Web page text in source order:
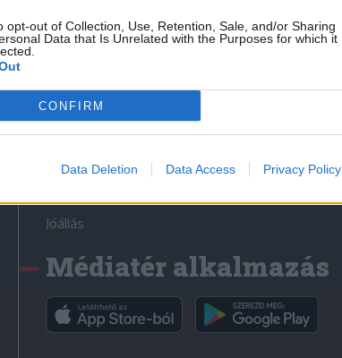
opt-out of Collection, Use, Retention, Sale, and/or Sharing
Data that Is Unrelated with the Purposes for which it
CONFIRM
Data Deletion Data Access Privacy Policy
Liget
Bihari Napló
Erdélyi Napló
Nőileg
Jóállás
Médiatér alkalmazás